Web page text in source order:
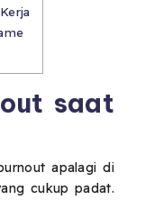
saat
apalagi di
cukup padat.